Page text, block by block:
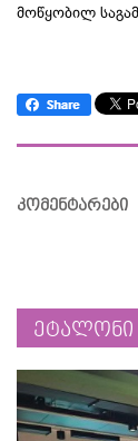
მოწყობილ
კომენტარები
ეტალონი